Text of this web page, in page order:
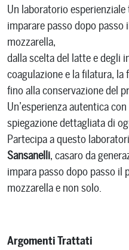
Un laboratorio
imparare passo dopo
mozzarella,
dalla scelta del latte e degli
coagulazione e la filatura,
fino alla conservazione del
Un’esperienza autentica
spiegazione dettagliata di
Partecipa a questo
Sansanelli, casaro da
impara passo dopo passo il
mozzarella e non solo.
Argomenti Trattati